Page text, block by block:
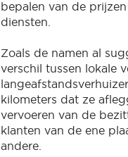
bepalen van de
diensten.
Zoals de namen al
verschil tussen lokale
kilometers dat ze
vervoeren van de
klanten van de ene
andere.